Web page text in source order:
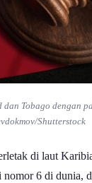
Tobago dengan
Shutterstock
di laut
6 di dunia,